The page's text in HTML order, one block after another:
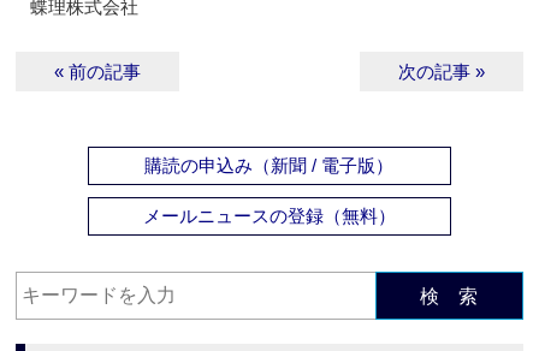
蝶理株式会社
« 前の記事 次の記事 »
購読の申込み（新聞 / 電子版）
メールニュースの登録（無料）
検 索